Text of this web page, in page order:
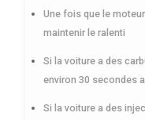
Une fois que le
maintenir le ralenti
Si la voiture a des
environ 30 secondes
Si la voiture a des